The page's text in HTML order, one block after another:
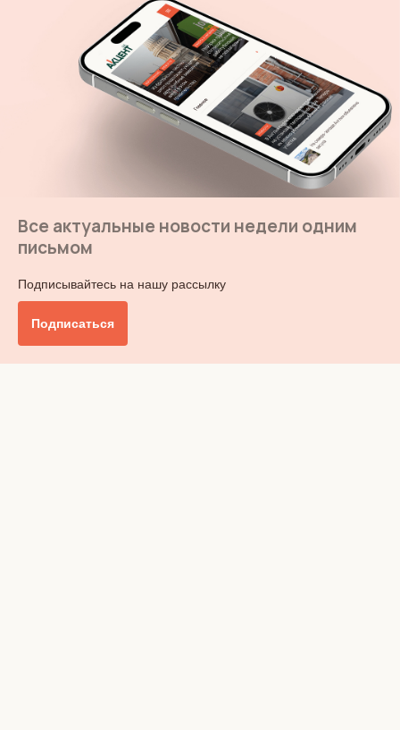
Все актуальные новости недели одним
письмом
Подписывайтесь на нашу рассылку
Подписаться